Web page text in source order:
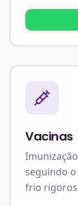
Vacinas
seguindo
frio